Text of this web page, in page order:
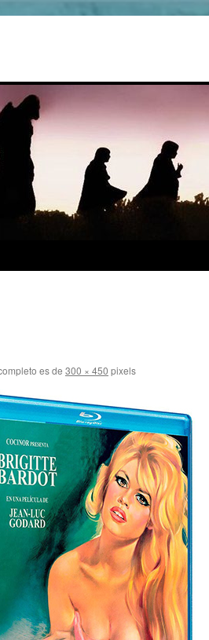
es de 300 × 450 pixels